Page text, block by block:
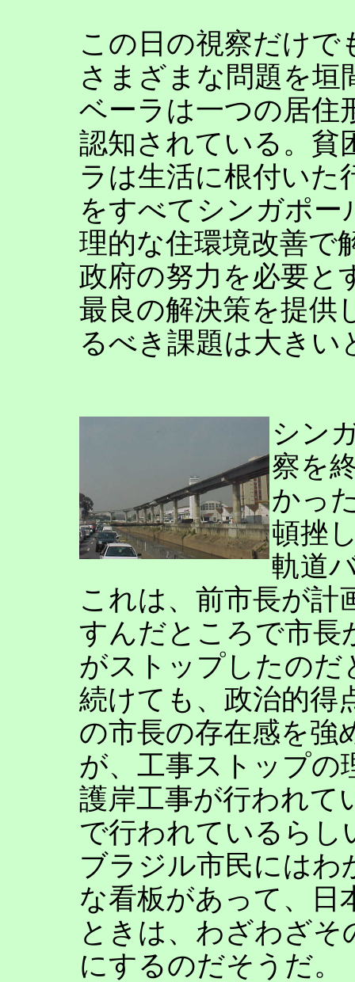
この日の視察だけで
さまざまな問題を垣
ベーラは一つの居住
認知されている。貧
ラは生活に根付いた
をすべてシンガポ
理的な住環境改善で
政府の努力を必要と
最良の解決策を提供
るべき課題は大きい
シン
察を
かっ
頓挫
軌道
これは、前市長が計
すんだところで市長
がストップしたのだ
続けても、政治的得
の市長の存在感を強
が、工事ストップの
護岸工事が行われて
で行われているらし
ブラジル市民にはわ
な看板があって、日
ときは、わざわざ
にするのだそうだ。